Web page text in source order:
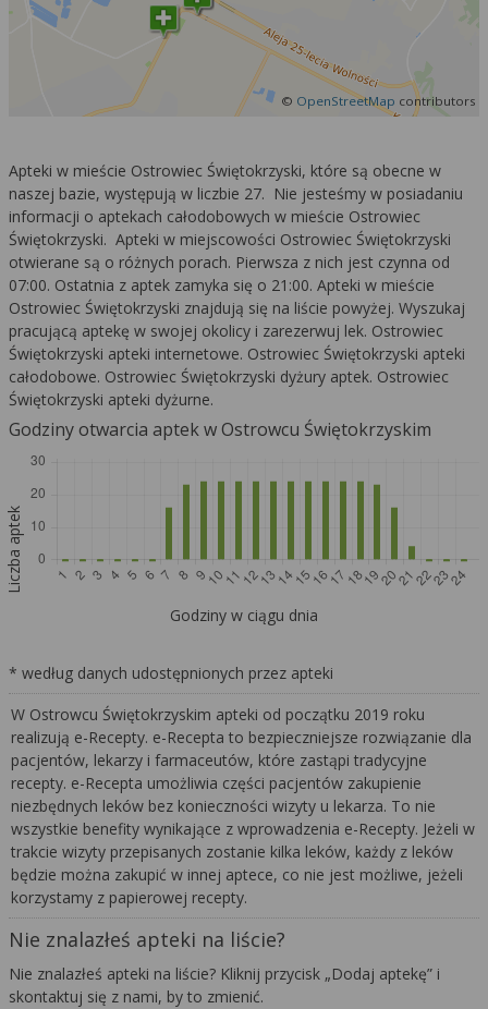
© OpenStreetMap contributors
Apteki w mieście Ostrowiec Świętokrzyski, które są obecne w
naszej bazie, występują w liczbie 27. Nie jesteśmy w posiadaniu
informacji o aptekach całodobowych w mieście Ostrowiec
Świętokrzyski. Apteki w miejscowości Ostrowiec Świętokrzyski
otwierane są o różnych porach. Pierwsza z nich jest czynna od
07:00. Ostatnia z aptek zamyka się o 21:00. Apteki w mieście
Ostrowiec Świętokrzyski znajdują się na liście powyżej. Wyszukaj
pracującą aptekę w swojej okolicy i zarezerwuj lek. Ostrowiec
Świętokrzyski apteki internetowe. Ostrowiec Świętokrzyski apteki
całodobowe. Ostrowiec Świętokrzyski dyżury aptek. Ostrowiec
Świętokrzyski apteki dyżurne.
Godziny otwarcia aptek w Ostrowcu Świętokrzyskim
Liczba aptek
Godziny w ciągu dnia
* według danych udostępnionych przez apteki
W Ostrowcu Świętokrzyskim apteki od początku 2019 roku
realizują e-Recepty. e-Recepta to bezpieczniejsze rozwiązanie dla
pacjentów, lekarzy i farmaceutów, które zastąpi tradycyjne
recepty. e-Recepta umożliwia części pacjentów zakupienie
niezbędnych leków bez konieczności wizyty u lekarza. To nie
wszystkie benefity wynikające z wprowadzenia e-Recepty. Jeżeli w
trakcie wizyty przepisanych zostanie kilka leków, każdy z leków
będzie można zakupić w innej aptece, co nie jest możliwe, jeżeli
korzystamy z papierowej recepty.
Nie znalazłeś apteki na liście?
Nie znalazłeś apteki na liście? Kliknij przycisk „Dodaj aptekę” i
skontaktuj się z nami, by to zmienić.